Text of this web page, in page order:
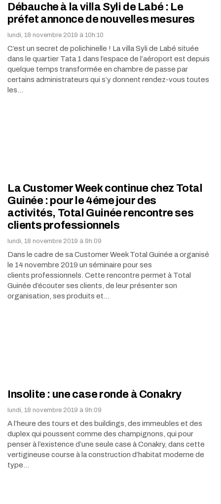
Débauche à la villa Syli de Labé : Le
préfet annonce de nouvelles mesures
lundi, 18 novembre 2019 à 10h:10
C’est un secret de polichinelle ! La villa Syli de Labé située
dans le quartier Tata 1 dans l’espace de l’aéroport est depuis
quelque temps transformée en chambre de passe par
certains administrateurs qui s’y donnent rendez-vous toutes
les…
La Customer Week continue chez Total
Guinée : pour le 4éme jour des
activités, Total Guinée rencontre ses
clients professionnels
lundi, 18 novembre 2019 à 9h:09
Dans le cadre de sa Customer Week Total Guinée a organisé
le 14 novembre 2019 un séminaire pour ses
clients professionnels. Cette rencontre permet à Total
Guinée d’écouter ses clients, de leur présenter son
organisation, ses produits et…
Insolite : une case ronde à Conakry
lundi, 18 novembre 2019 à 9h:09
A l’heure des tours et des buildings, des immeubles et des
duplex qui poussent comme des champignons, qui pour
penser à l’existence d’une seule case à Conakry, dans cette
vertigineuse course à la construction d’habitat moderne de
type…